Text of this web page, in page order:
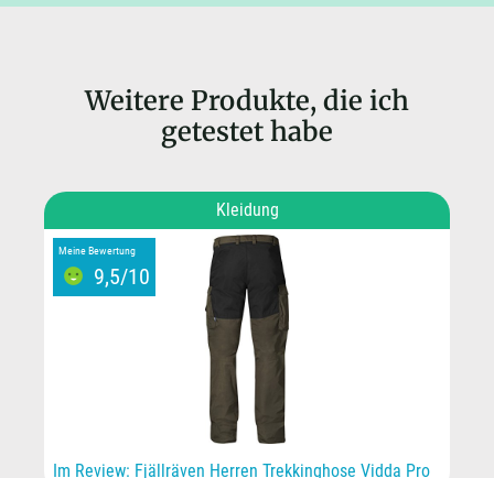
Weitere Produkte, die ich
getestet habe
Kleidung
Meine Bewertung
9,5/10
Im Review: Fjällräven Herren Trekkinghose Vidda Pro